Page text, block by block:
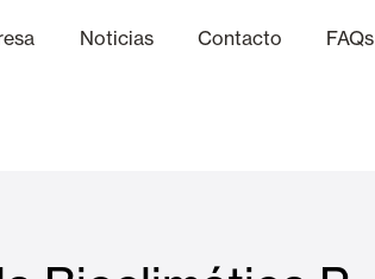
Noticias Contacto FAQs